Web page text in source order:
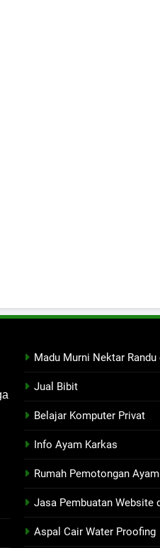
Madu Murni Nektar
Jual Bibit
Belajar Komputer Privat
Info Ayam Karkas
Rumah Pemotongan Ayam
Jasa Pembuatan Website
Aspal Cair Water Proofing